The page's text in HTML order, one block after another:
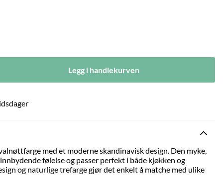
Legg i handlekurven
med et moderne skandinavisk design. Den myke,
følelse og passer perfekt i både kjøkken og
og naturlige trefarge gjør det enkelt å matche med ulike